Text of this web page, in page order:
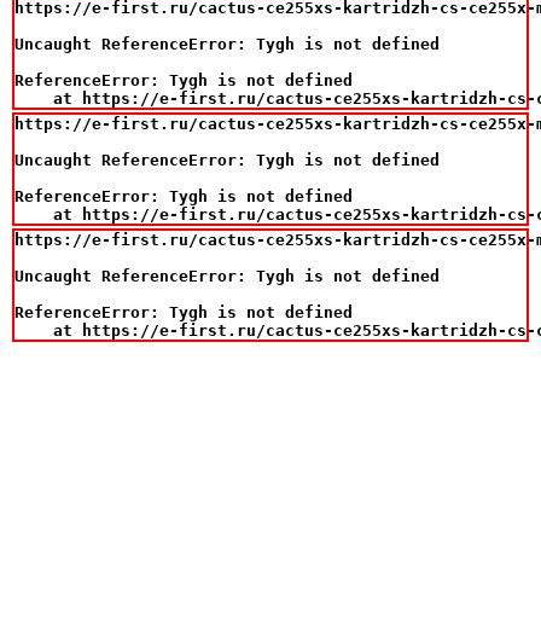
https://e-first.ru/cactus-ce255xs-kartridzh-cs-ce255x-
Uncaught ReferenceError: Tygh is not defined
ReferenceError: Tygh is not defined
at https://e-first.ru/cactus-ce255xs-kartridzh-
https://e-first.ru/cactus-ce255xs-kartridzh-cs-ce255x-
Uncaught ReferenceError: Tygh is not defined
ReferenceError: Tygh is not defined
at https://e-first.ru/cactus-ce255xs-kartridzh-
https://e-first.ru/cactus-ce255xs-kartridzh-cs-ce255x-
Uncaught ReferenceError: Tygh is not defined
ReferenceError: Tygh is not defined
at https://e-first.ru/cactus-ce255xs-kartridzh-